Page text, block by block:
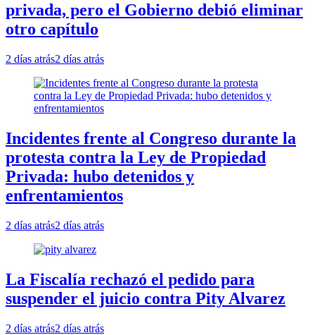
privada, pero el Gobierno debió eliminar
otro capítulo
2 días atrás2 días atrás
Incidentes frente al Congreso durante la
protesta contra la Ley de Propiedad
Privada: hubo detenidos y
enfrentamientos
2 días atrás2 días atrás
La Fiscalía rechazó el pedido para
suspender el juicio contra Pity Alvarez
2 días atrás2 días atrás